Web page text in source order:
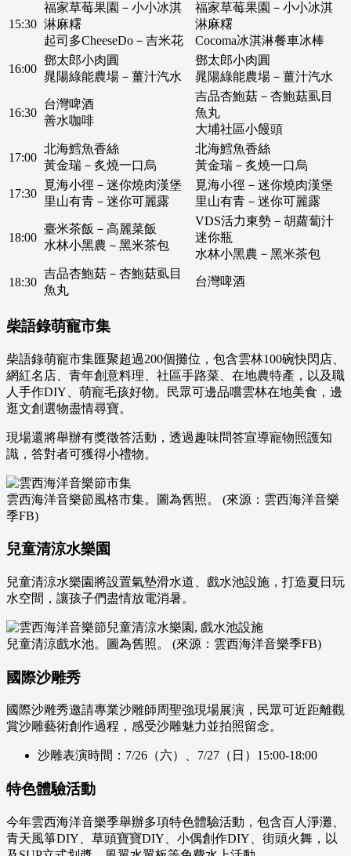
15:30
福家草莓果園－小小冰淇
淋麻糬
起司多CheeseDo－吉米花
福家草莓果園－小小冰淇
淋麻糬
Cocoma冰淇淋餐車冰棒
16:00
鄧太郎小肉圓
晁陽綠能農場－薑汁汽水
鄧太郎小肉圓
晁陽綠能農場－薑汁汽水
16:30
台灣啤酒
善水咖啡
吉品杏鮑菇－杏鮑菇虱目
魚丸
大埔社區小饅頭
17:00
北海鱈魚香絲
黃金瑞－炙燒一口烏
北海鱈魚香絲
黃金瑞－炙燒一口烏
17:30
覓海小徑－迷你燒肉漢堡
里山有青－迷你可麗露
覓海小徑－迷你燒肉漢堡
里山有青－迷你可麗露
18:00
臺米茶飯－高麗菜飯
水林小黑農－黑米茶包
VDS活力東勢－胡蘿蔔汁
迷你瓶
水林小黑農－黑米茶包
18:30
吉品杏鮑菇－杏鮑菇虱目
魚丸
台灣啤酒
柴語錄萌寵市集
柴語錄萌寵市集匯聚超過200個攤位，包含雲林100碗快閃店、
網紅名店、青年創意料理、社區手路菜、在地農特產，以及職
人手作DIY、萌寵毛孩好物。民眾可邊品嚐雲林在地美食，邊
逛文創選物盡情尋寶。
現場還將舉辦有獎徵答活動，透過趣味問答宣導寵物照護知
識，答對者可獲得小禮物。
雲西海洋音樂節風格市集。圖為舊照。 (來源：雲西海洋音樂
季FB)
兒童清涼水樂園
兒童清涼水樂園將設置氣墊滑水道、戲水池設施，打造夏日玩
水空間，讓孩子們盡情放電消暑。
兒童清涼戲水池。圖為舊照。 (來源：雲西海洋音樂季FB)
國際沙雕秀
國際沙雕秀邀請專業沙雕師周聖強現場展演，民眾可近距離觀
賞沙雕藝術創作過程，感受沙雕魅力並拍照留念。
沙雕表演時間：7/26（六）、7/27（日）15:00-18:00
特色體驗活動
今年雲西海洋音樂季舉辦多項特色體驗活動，包含百人淨灘、
青天風箏DIY、草頭寶寶DIY、小偶創作DIY、街頭火舞，以